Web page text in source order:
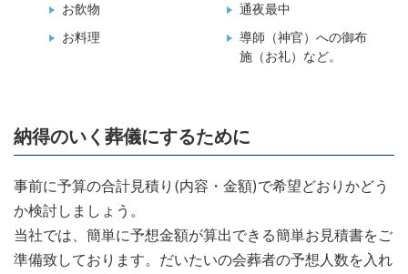
お飲物
通夜最中
お料理
導師（神官）への御布
施（お礼）など。
納得のいく葬儀にするために
事前に予算の合計見積り(内容・金額)で希望どおりかどう
か検討しましょう。
当社では、簡単に予想金額が算出できる簡単お見積書をご
準備致しております。だいたいの会葬者の予想人数を入れ